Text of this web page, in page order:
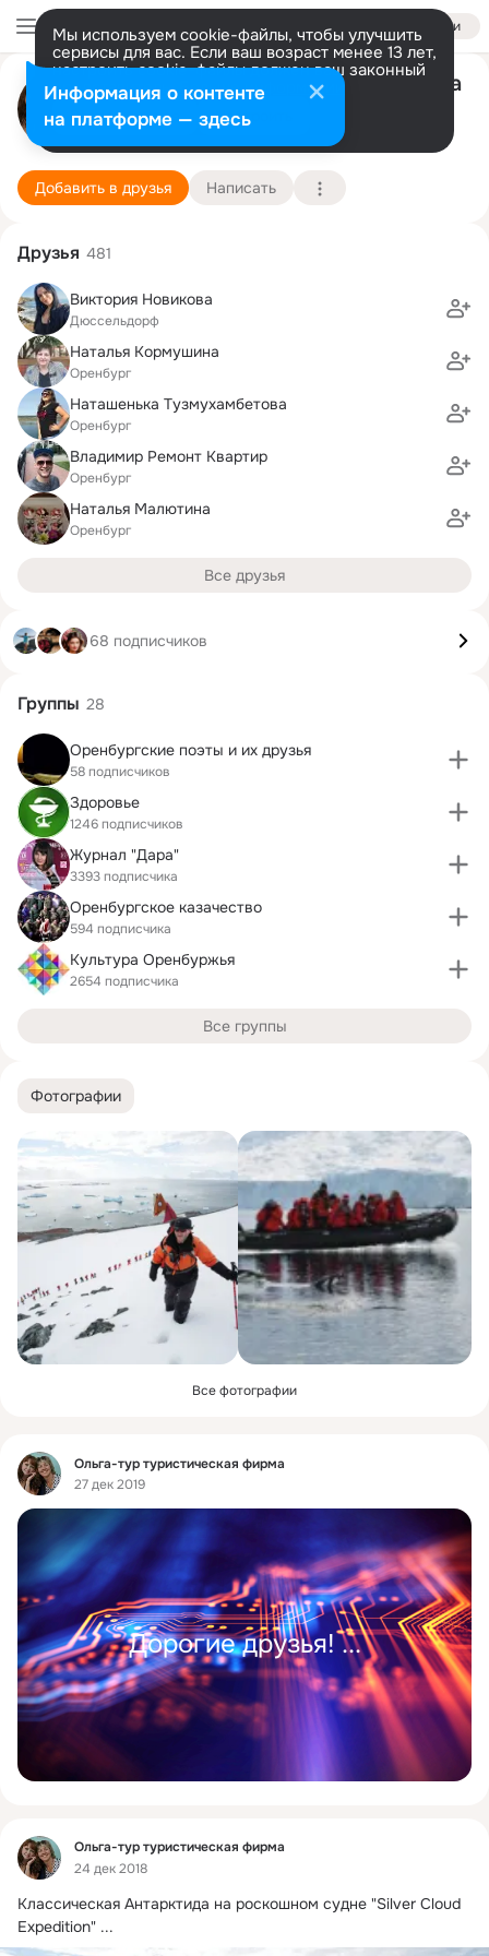
Войти
Мы используем cookie-файлы, чтобы улучшить
сервисы для вас. Если ваш возраст менее 13 лет,
настроить cookie-файлы должен ваш законный
представитель. Больше информации
Разрешить все Настроить
Ольга-тур туристическая фирма
Оренбург 27-25-00
Подробнее
Добавить в друзья Написать
Фотографии
Все фотографии
Фид
Ольга-тур туристическая фирма
27 дек 2019
Дорогие друзья! ...
Фид
Ольга-тур туристическая фирма
24 дек 2018
Классическая Антарктида на роскошном судне "Silver Cloud
Expedition" ...
Друзья 481
Виктория Новикова
Дюссельдорф
Наталья Кормушина
Оренбург
Наташенька Тузмухамбетова
Оренбург
Владимир Ремонт Квартир
Оренбург
Наталья Малютина
Оренбург
Все друзья
68 подписчиков
Группы 28
Оренбургские поэты и их друзья
58 подписчиков
Здоровье
1246 подписчиков
Журнал "Дара"
3393 подписчика
Оренбургское казачество
594 подписчика
Культура Оренбуржья
2654 подписчика
Все группы
Информация о контенте
на платформе — здесь